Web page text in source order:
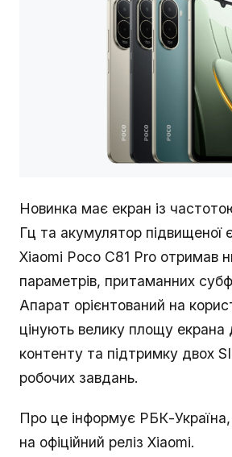
Новинка має екран із
Гц та акумулятор підвищеної
Xiaomi Poco C81 Pro отримав
параметрів, притаманних
Апарат орієнтований на
цінують велику площу екрана
контенту та підтримку двох
робочих завдань.
Про це інформує РБК-
на офіційний реліз Xiaomi.